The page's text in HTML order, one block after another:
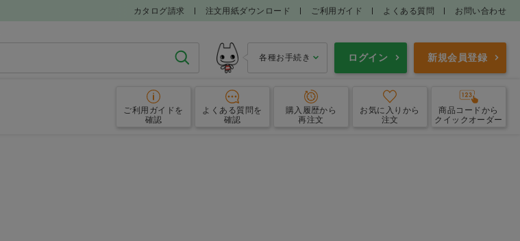
カタログ請求 注文用紙ダウンロード ご利用ガイド よくある質問 お問い合わせ
検索 各種お手続き ログイン 新規会員登録
ご利用ガイド を
確認
よくある質問を
確認
購入履歴から
再注文
お気に入り から
注文
商品コードから
クイックオーダー